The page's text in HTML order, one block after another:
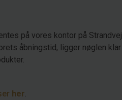
på vores kontor på
åbningstid, ligger nøglen
her.